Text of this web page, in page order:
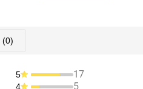
(0)
5 17
4 5